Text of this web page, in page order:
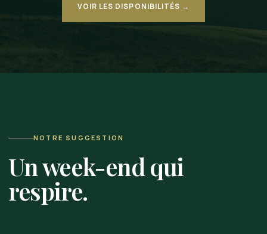
VOIR LES DISPONIBILITÉS →
NOTRE SUGGESTION
Un week-end qui
respire.